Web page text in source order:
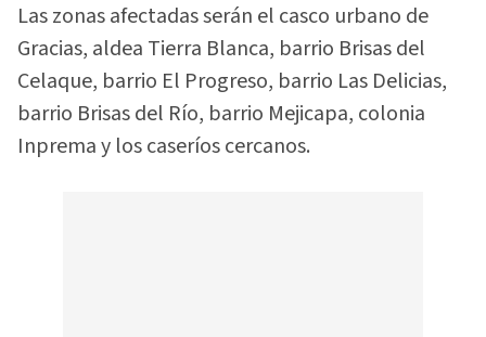
Las zonas afectadas serán el casco urbano de
Gracias, aldea Tierra Blanca, barrio Brisas del
Celaque, barrio El Progreso, barrio Las Delicias,
barrio Brisas del Río, barrio Mejicapa, colonia
Inprema y los caseríos cercanos.